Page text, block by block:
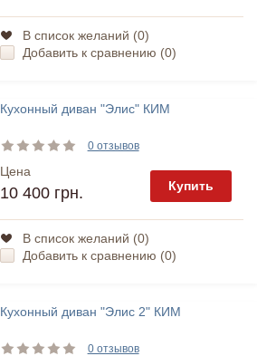
В список желаний (0)
Добавить к сравнению (0)
Кухонный диван "Элис" КИМ
0 отзывов
Цена
10 400 грн. Купить
В список желаний (0)
Добавить к сравнению (0)
Кухонный диван "Элис 2" КИМ
0 отзывов